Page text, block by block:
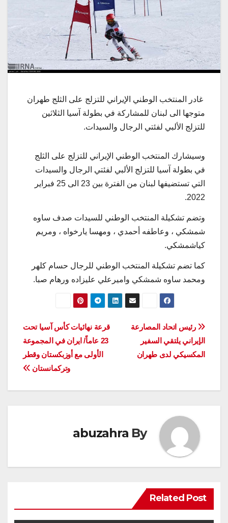
غادر المنتخب الوطني الإيراني للتزلج على الثلج طهران
متوجها الی لبنان للمشاركة في بطولة آسيا الثلاثين
للتزلج الألبي لفئتي الرجال والسيدات.
وسیشارك المنتخب الوطني الإيراني للتزلج على الثلج
في بطولة آسيا للتزلج الألبي لفئتي الرجال والسيدات
التي تستضيفها لبنان من الفترة بين 23 الى 25 فبراير
2022.
وتضم تشكيلة المنتخب الوطني للسيدات صدف ساوه
شمشكي ، وعاطفه أحمدي ، ومهسا يارخواه ، ومريم
كياشمشكي.
کما تضم تشكيلة المنتخب الوطني للرجال حسام کلهر
ومحمد ساوه شمشكي وامیرعلي علیزاده ورهام صبا.
تصفّح
المقالات
قرعة نهائيات كأس آسيا تحت
23 عاماً/ ايران في المجموعة
الأولى مع أوزبكستان وقطر
وتركمانستان
رئيس اتحاد المصارعة
الإيراني يلتقي السفير
المكسيكي لدی طهران
By
abuzahra
Related Post